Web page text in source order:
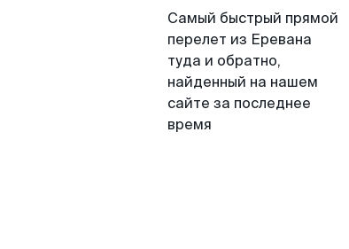
Самый быстрый прямой
перелет из Еревана
туда и обратно,
найденный на нашем
сайте за последнее
время